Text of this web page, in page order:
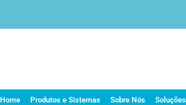
Home Produtos e Sistemas Sobre Nós